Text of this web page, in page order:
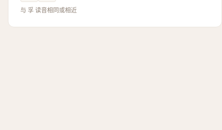
与 孚 读音相同或相近